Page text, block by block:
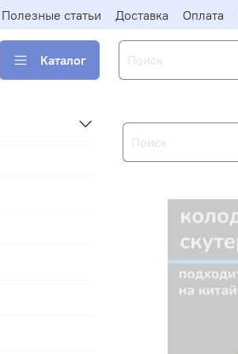
Полезные статьи Доставка Оплата
Каталог